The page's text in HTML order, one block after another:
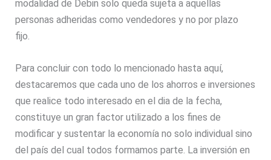
modalidad de Debin solo queda sujeta a aquellas
personas adheridas como vendedores y no por plazo
fijo.
Para concluir con todo lo mencionado hasta aquí,
destacaremos que cada uno de los ahorros e inversiones
que realice todo interesado en el dia de la fecha,
constituye un gran factor utilizado a los fines de
modificar y sustentar la economía no solo individual sino
del país del cual todos formamos parte. La inversión en